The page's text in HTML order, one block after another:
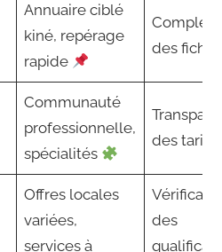
Annuaire ciblé
kiné, repérage
rapide
des
Communauté
professionnelle,
spécialités
des tarifs
Offres locales
variées,
services à
des